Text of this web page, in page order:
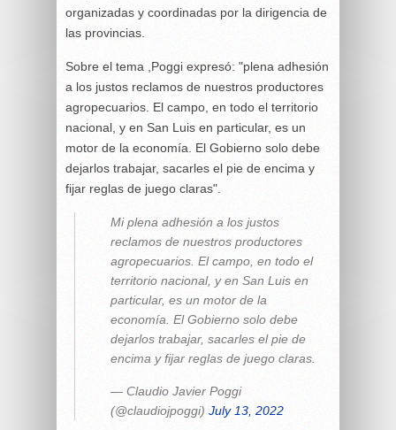
organizadas y coordinadas por la dirigencia de
las provincias.
Sobre el tema ,Poggi expresó: "plena adhesión
a los justos reclamos de nuestros productores
agropecuarios. El campo, en todo el territorio
nacional, y en San Luis en particular, es un
motor de la economía. El Gobierno solo debe
dejarlos trabajar, sacarles el pie de encima y
fijar reglas de juego claras".
Mi plena adhesión a los justos
reclamos de nuestros productores
agropecuarios. El campo, en todo el
territorio nacional, y en San Luis en
particular, es un motor de la
economía. El Gobierno solo debe
dejarlos trabajar, sacarles el pie de
encima y fijar reglas de juego claras.
— Claudio Javier Poggi
(@claudiojpoggi) July 13, 2022